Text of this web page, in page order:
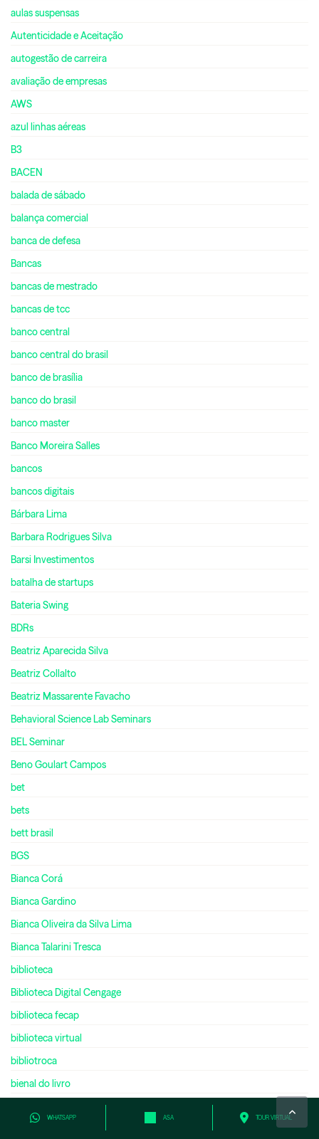
WHATSAPP ASA TOUR VIRTUAL
aulas suspensas
Autenticidade e Aceitação
autogestão de carreira
avaliação de empresas
AWS
azul linhas aéreas
B3
BACEN
balada de sábado
balança comercial
banca de defesa
Bancas
bancas de mestrado
bancas de tcc
banco central
banco central do brasil
banco de brasília
banco do brasil
banco master
Banco Moreira Salles
bancos
bancos digitais
Bárbara Lima
Barbara Rodrigues Silva
Barsi Investimentos
batalha de startups
Bateria Swing
BDRs
Beatriz Aparecida Silva
Beatriz Collalto
Beatriz Massarente Favacho
Behavioral Science Lab Seminars
BEL Seminar
Beno Goulart Campos
bet
bets
bett brasil
BGS
Bianca Corá
Bianca Gardino
Bianca Oliveira da Silva Lima
Bianca Talarini Tresca
biblioteca
Biblioteca Digital Cengage
biblioteca fecap
biblioteca virtual
bibliotroca
bienal do livro